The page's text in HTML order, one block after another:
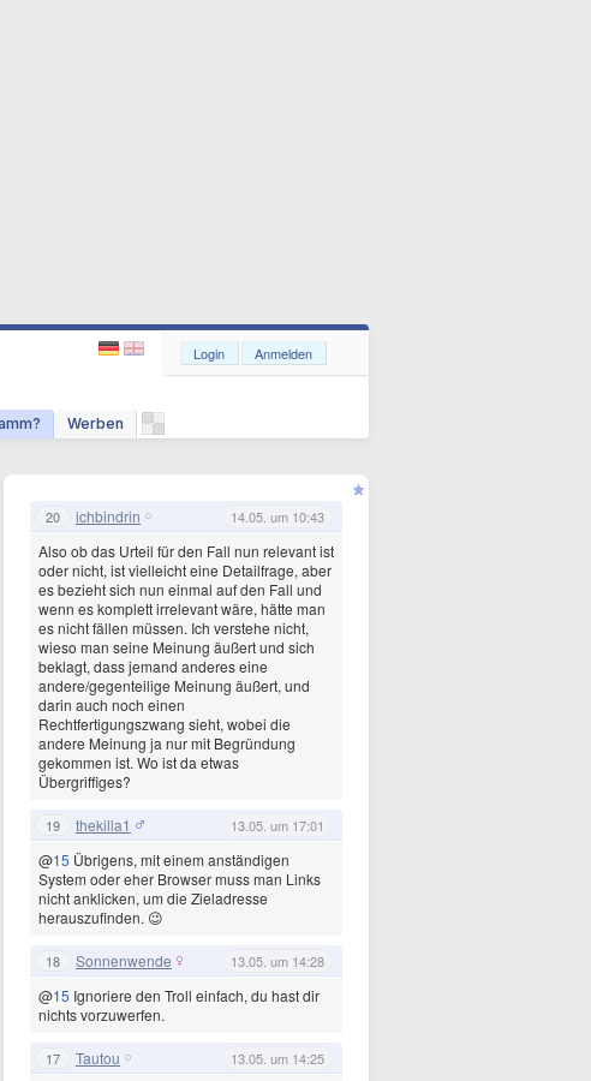
Werben
Login Anmelden
20 ichbindrin 14.05. um 10:43
Also ob das Urteil für den Fall nun relevant ist
oder nicht, ist vielleicht eine Detailfrage, aber
es bezieht sich nun einmal auf den Fall und
wenn es komplett irrelevant wäre, hätte man
es nicht fällen müssen. Ich verstehe nicht,
wieso man seine Meinung äußert und sich
beklagt, dass jemand anderes eine
andere/gegenteilige Meinung äußert, und
darin auch noch einen
Rechtfertigungszwang sieht, wobei die
andere Meinung ja nur mit Begründung
gekommen ist. Wo ist da etwas
Übergriffiges?
19 thekilla1 13.05. um 17:01
@15 Übrigens, mit einem anständigen
System oder eher Browser muss man Links
nicht anklicken, um die Zieladresse
herauszufinden. 😉
18 Sonnenwende 13.05. um 14:28
@15 Ignoriere den Troll einfach, du hast dir
nichts vorzuwerfen.
17 Tautou 13.05. um 14:25